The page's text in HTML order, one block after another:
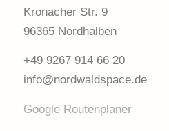
Kronacher Str. 9
96365 Nordhalben
+49 9267 914 66 20
info@nordwaldspace.de
Google Routenplaner